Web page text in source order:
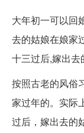
大年初一可以回
去的姑娘在娘家
十三过后,嫁出去
按照古老的风俗
家过年的。实际
过后，嫁出去的